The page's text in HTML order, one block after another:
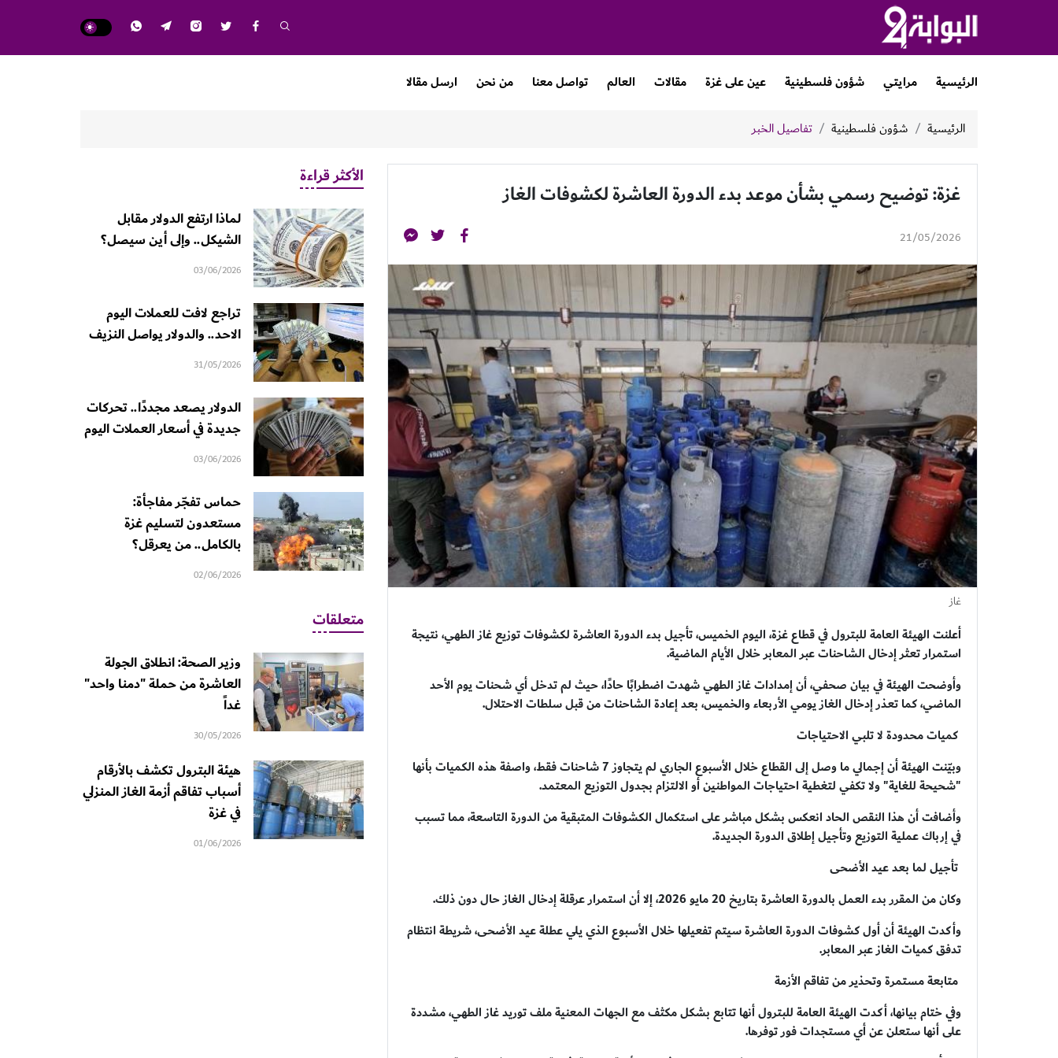
الرئيسية مرايتي شؤون فلسطينية عين على غزة مقالات العالم تواصل معنا من نحن ارسل مقالا
الرئيسية شؤون فلسطينية تفاصيل الخبر
غزة: توضيح رسمي بشأن موعد بدء الدورة العاشرة لكشوفات الغاز
21/05/2026
غاز
أعلنت الهيئة العامة للبترول في قطاع غزة، اليوم الخميس، تأجيل بدء الدورة العاشرة لكشوفات توزيع غاز الطهي، نتيجة
استمرار تعثر إدخال الشاحنات عبر المعابر خلال الأيام الماضية.
وأوضحت الهيئة في بيان صحفي، أن إمدادات غاز الطهي شهدت اضطرابًا حادًا، حيث لم تدخل أي شحنات يوم الأحد
الماضي، كما تعذر إدخال الغاز يومي الأربعاء والخميس، بعد إعادة الشاحنات من قبل سلطات الاحتلال.
كميات محدودة لا تلبي الاحتياجات
وبيّنت الهيئة أن إجمالي ما وصل إلى القطاع خلال الأسبوع الجاري لم يتجاوز 7 شاحنات فقط، واصفة هذه الكميات بأنها
"شحيحة للغاية" ولا تكفي لتغطية احتياجات المواطنين أو الالتزام بجدول التوزيع المعتمد.
وأضافت أن هذا النقص الحاد انعكس بشكل مباشر على استكمال الكشوفات المتبقية من الدورة التاسعة، مما تسبب
في إرباك عملية التوزيع وتأجيل إطلاق الدورة الجديدة.
تأجيل لما بعد عيد الأضحى
وكان من المقرر بدء العمل بالدورة العاشرة بتاريخ 20 مايو 2026، إلا أن استمرار عرقلة إدخال الغاز حال دون ذلك.
وأكدت الهيئة أن أول كشوفات الدورة العاشرة سيتم تفعيلها خلال الأسبوع الذي يلي عطلة عيد الأضحى، شريطة انتظام
تدفق كميات الغاز عبر المعابر.
متابعة مستمرة وتحذير من تفاقم الأزمة
وفي ختام بيانها، أكدت الهيئة العامة للبترول أنها تتابع بشكل مكثف مع الجهات المعنية ملف توريد غاز الطهي، مشددة
على أنها ستعلن عن أي مستجدات فور توفرها.
الأكثر قراءة
لماذا ارتفع الدولار مقابل
الشيكل.. وإلى أين سيصل؟
03/06/2026
تراجع لافت للعملات اليوم
الاحد.. والدولار يواصل النزيف
31/05/2026
الدولار يصعد مجددًا.. تحركات
جديدة في أسعار العملات اليوم
03/06/2026
حماس تفجّر مفاجأة:
مستعدون لتسليم غزة
بالكامل.. من يعرقل؟
02/06/2026
متعلقات
وزير الصحة: انطلاق الجولة
العاشرة من حملة "دمنا واحد"
غداً
30/05/2026
هيئة البترول تكشف بالأرقام
أسباب تفاقم أزمة الغاز المنزلي
في غزة
01/06/2026